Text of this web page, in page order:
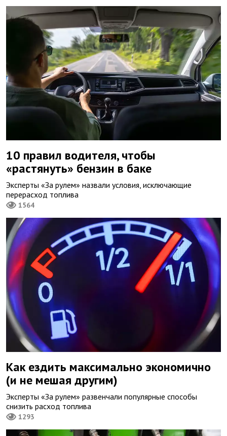
10 правил водителя, чтобы
«растянуть» бензин в баке
Эксперты «За рулем» назвали условия, исключающие
перерасход топлива
1564
Как ездить максимально экономично
(и не мешая другим)
Эксперты «За рулем» развенчали популярные способы
снизить расход топлива
1293